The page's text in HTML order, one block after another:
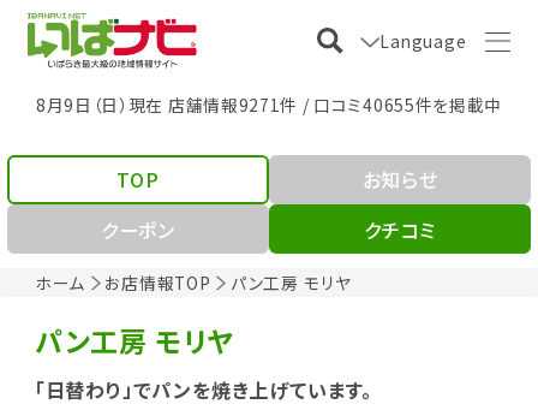
Language
8月9日（日）現在 店舗情報9271件 / 口コミ40655件を掲載中
ホーム お店情報TOP パン工房 モリヤ
TOP
お知らせ
クーポン
クチコミ
パン工房 モリヤ
「日替わり」でパンを焼き上げています。